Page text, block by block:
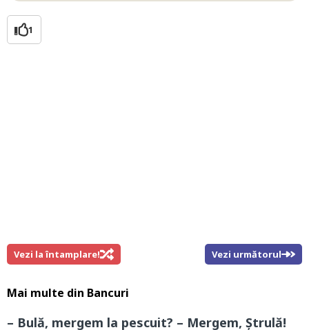
1
Vezi la întamplare! Vezi următorul
Mai multe din Bancuri
– Bulă, mergem la pescuit? – Mergem, Ștrulă!